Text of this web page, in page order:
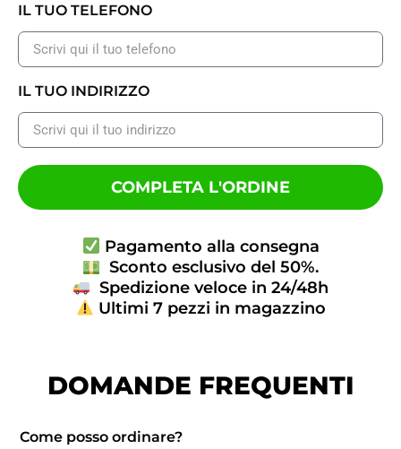
IL TUO TELEFONO
IL TUO INDIRIZZO
COMPLETA L'ORDINE
Pagamento alla consegna
Sconto esclusivo del 50%.
Spedizione veloce in 24/48h
Ultimi 7 pezzi in magazzino
DOMANDE FREQUENTI
Come posso ordinare?